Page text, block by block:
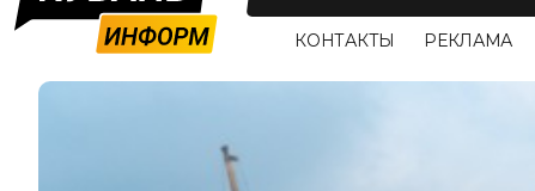
КОНТАКТЫ РЕКЛАМА